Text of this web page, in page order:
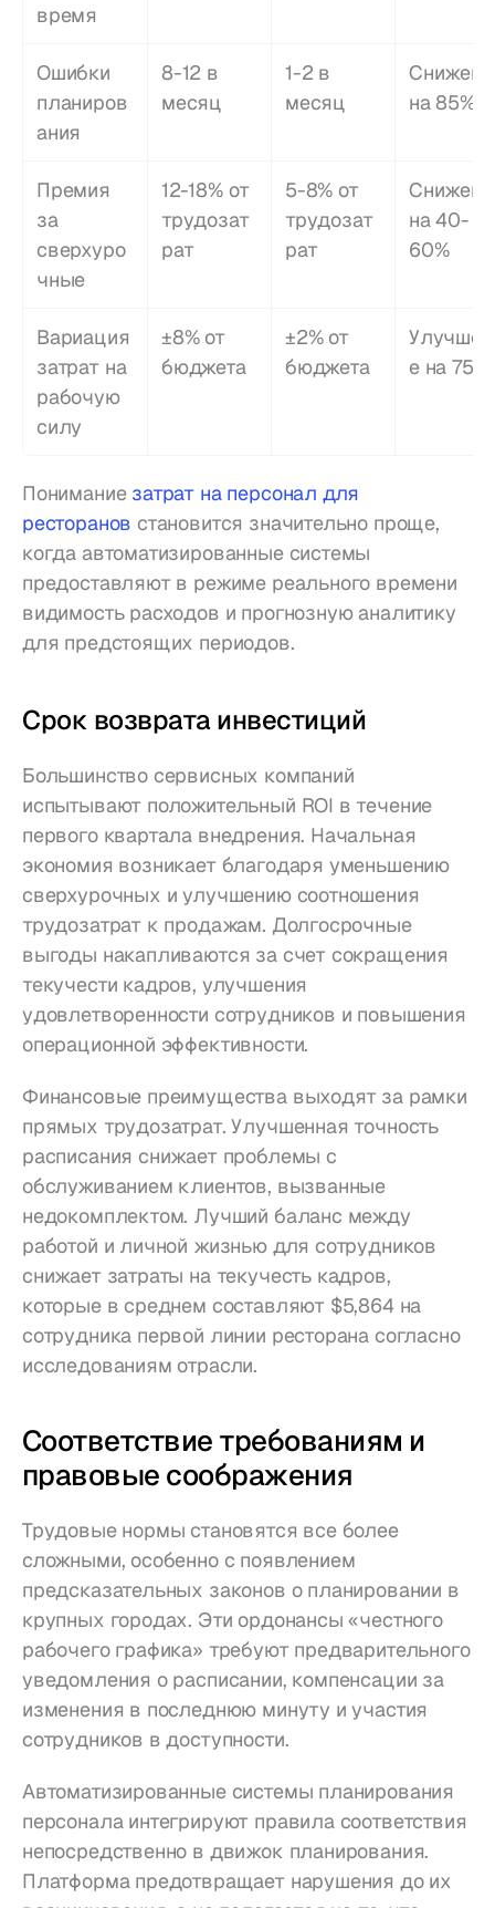
время
Ошибки
планиров
ания
8-12 в
месяц
1-2 в
месяц
на 85%
Премия
за
сверхуро
чные
12-18% от
трудозат
рат
5-8% от
трудозат
рат
на 40-
60%
Вариация
затрат на
рабочую
силу
±8% от
бюджета
±2% от
бюджета
е на 75%
Понимание затрат на персонал для
ресторанов становится значительно проще,
когда автоматизированные системы
предоставляют в режиме реального времени
видимость расходов и прогнозную аналитику
для предстоящих периодов.
Срок возврата инвестиций
Большинство сервисных компаний
испытывают положительный ROI в течение
первого квартала внедрения. Начальная
экономия возникает благодаря уменьшению
сверхурочных и улучшению соотношения
трудозатрат к продажам. Долгосрочные
выгоды накапливаются за счет сокращения
текучести кадров, улучшения
удовлетворенности сотрудников и повышения
операционной эффективности.
Финансовые преимущества выходят за рамки
прямых трудозатрат. Улучшенная точность
расписания снижает проблемы с
обслуживанием клиентов, вызванные
недокомплектом. Лучший баланс между
работой и личной жизнью для сотрудников
снижает затраты на текучесть кадров,
которые в среднем составляют $5,864 на
сотрудника первой линии ресторана согласно
исследованиям отрасли.
Соответствие требованиям и
правовые соображения
Трудовые нормы становятся все более
сложными, особенно с появлением
предсказательных законов о планировании в
крупных городах. Эти ордонансы «честного
рабочего графика» требуют предварительного
уведомления о расписании, компенсации за
изменения в последнюю минуту и участия
сотрудников в доступности.
Автоматизированные системы планирования
персонала интегрируют правила соответствия
непосредственно в движок планирования.
Платформа предотвращает нарушения до их